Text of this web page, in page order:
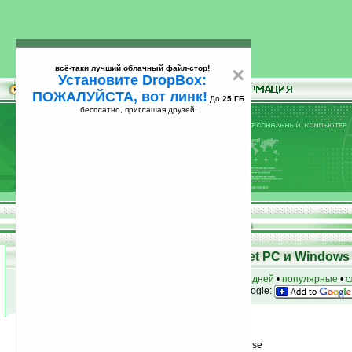
25
Программы для КПК Pocket PC и Windows
за 7 дней • популярные •
на Google:
Автор программ: SPB Software House
×
всё-таки лучший облачный файл-стор!
Установите DropBox:
ПОЖАЛУЙСТА, вот линк! До 25 ГБ
бесплатно, приглашая друзей!